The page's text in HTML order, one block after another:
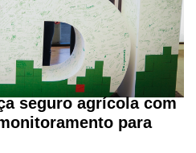
seguro agrícola com
para